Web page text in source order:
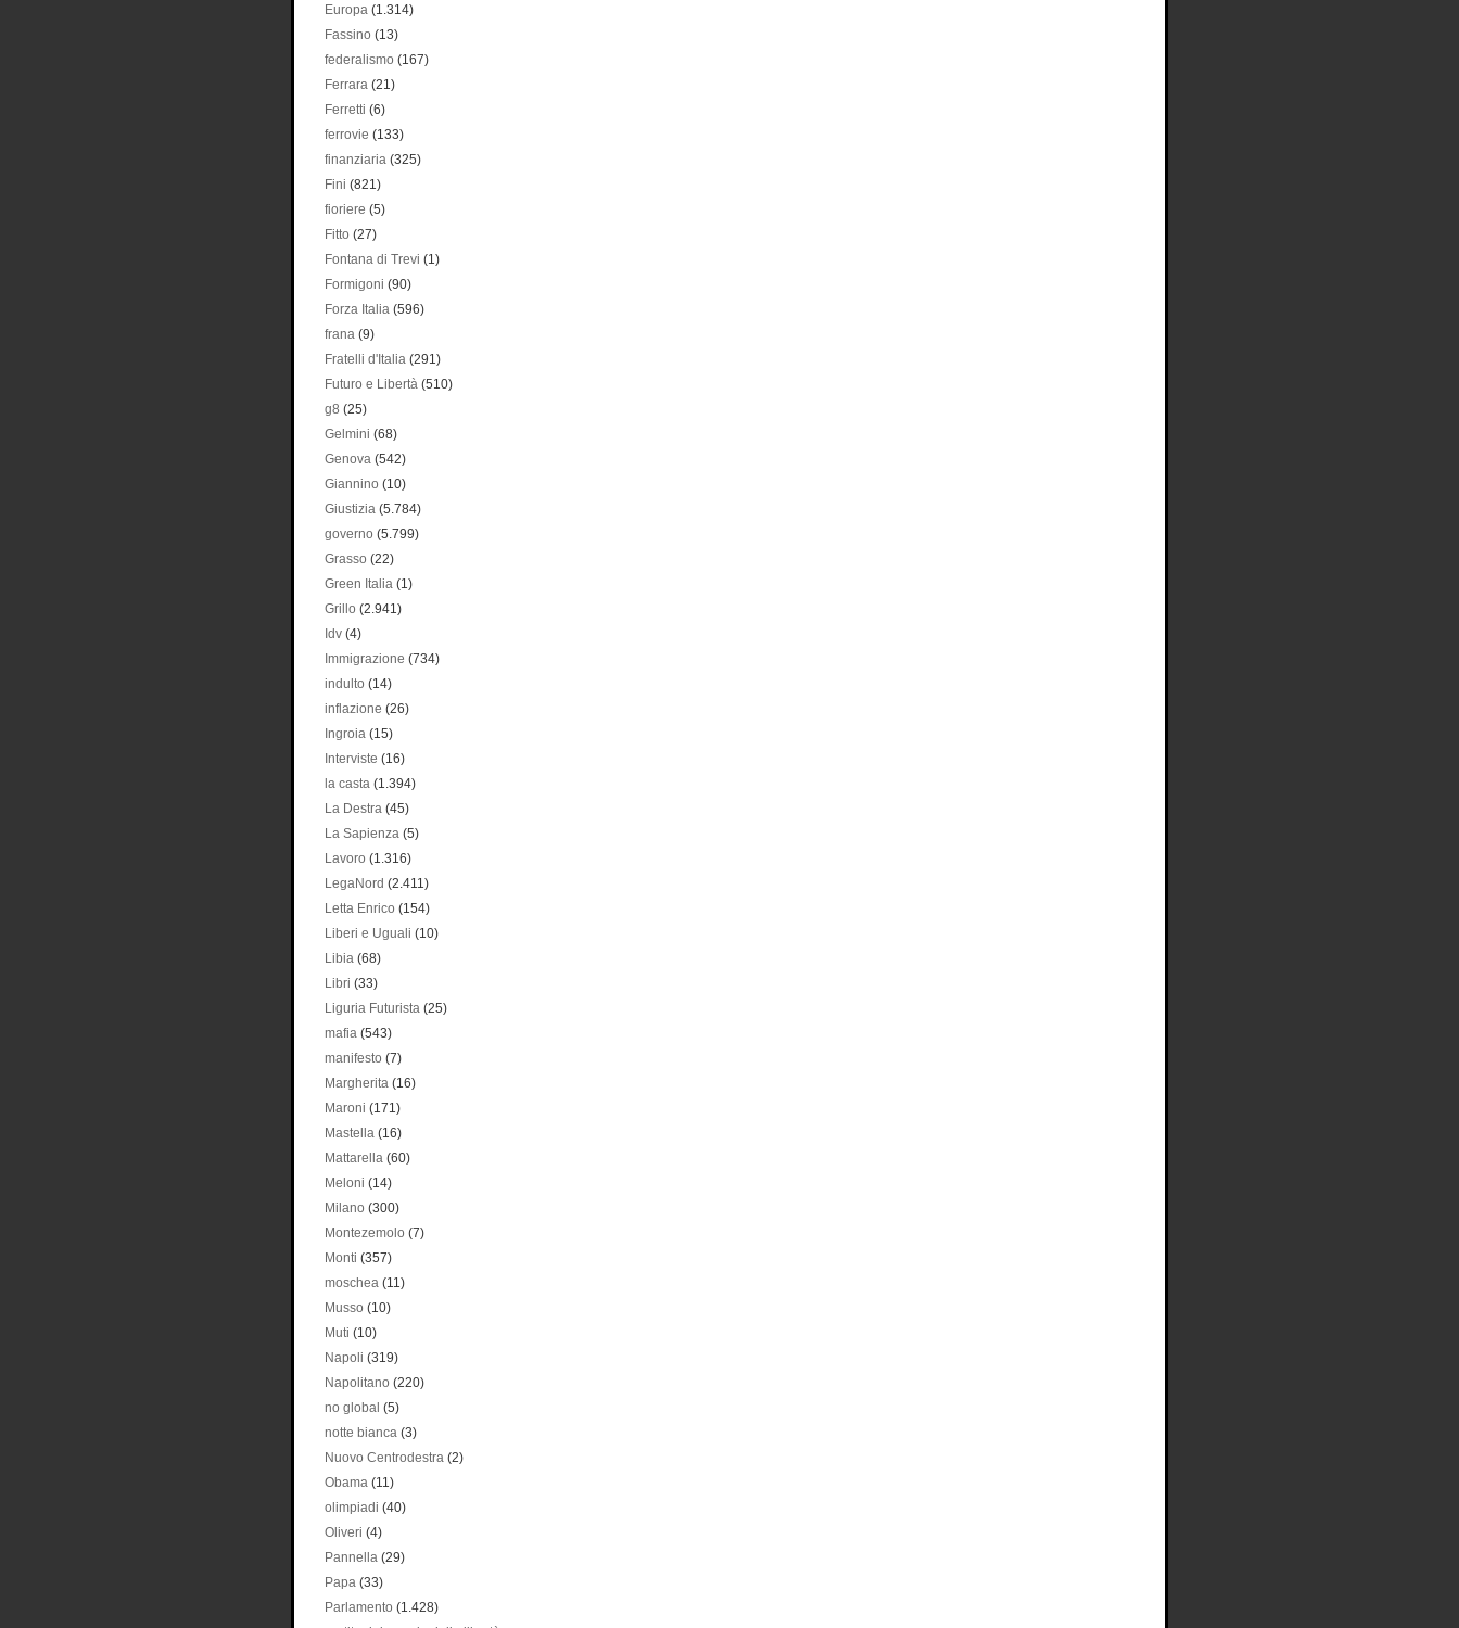
Europa (1.314)
Fassino (13)
federalismo (167)
Ferrara (21)
Ferretti (6)
ferrovie (133)
finanziaria (325)
Fini (821)
fioriere (5)
Fitto (27)
Fontana di Trevi (1)
Formigoni (90)
Forza Italia (596)
frana (9)
Fratelli d'Italia (291)
Futuro e Libertà (510)
g8 (25)
Gelmini (68)
Genova (542)
Giannino (10)
Giustizia (5.784)
governo (5.799)
Grasso (22)
Green Italia (1)
Grillo (2.941)
Idv (4)
Immigrazione (734)
indulto (14)
inflazione (26)
Ingroia (15)
Interviste (16)
la casta (1.394)
La Destra (45)
La Sapienza (5)
Lavoro (1.316)
LegaNord (2.411)
Letta Enrico (154)
Liberi e Uguali (10)
Libia (68)
Libri (33)
Liguria Futurista (25)
mafia (543)
manifesto (7)
Margherita (16)
Maroni (171)
Mastella (16)
Mattarella (60)
Meloni (14)
Milano (300)
Montezemolo (7)
Monti (357)
moschea (11)
Musso (10)
Muti (10)
Napoli (319)
Napolitano (220)
no global (5)
notte bianca (3)
Nuovo Centrodestra (2)
Obama (11)
olimpiadi (40)
Oliveri (4)
Pannella (29)
Papa (33)
Parlamento (1.428)